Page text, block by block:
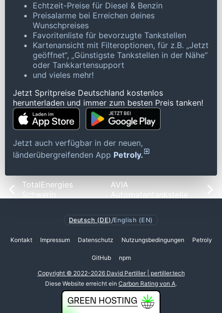
Echtzeit-Preise für Diesel & Benzin
Preisalarme bei Erreichen deines
Wunschpreises
Favoritenliste für bevorzugte Tankstellen
Kartenansicht mit Filteroptionen, für z.B. „Jetzt
geöffnet“, „Günstigste Tankstellen in der Nähe“
oder Tankkartensupport
und vieles mehr!
Jetzt Spritpreise Deutschland kostenlos
herunterladen und immer zum besten Preis tanken!
Jetzt auch verfügbar in der neuen,
länderübergreifenden App Petroly.
TotalEnergies
Schwerin
AVIA
Automatentankstelle
Deutsch (DE) /English (EN)
Kontakt Impressum Datenschutz Nutzungsbedingungen Petroly
GitHub npm
Copyright © 2022-2026 David Pertiller | pertiller.tech
Diese Website erreicht ein Carbon Rating von A.